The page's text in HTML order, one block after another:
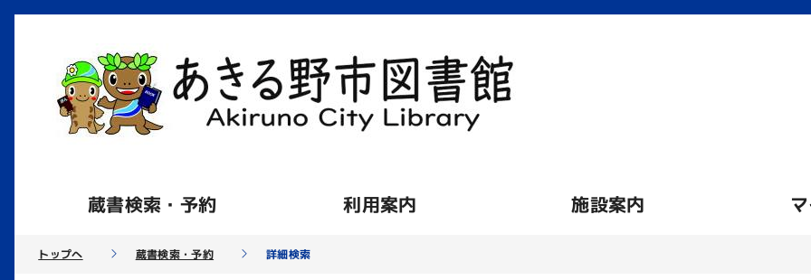
蔵書検索・予約 利用案内 施設案内
トップへ 蔵書検索・予約 詳細検索